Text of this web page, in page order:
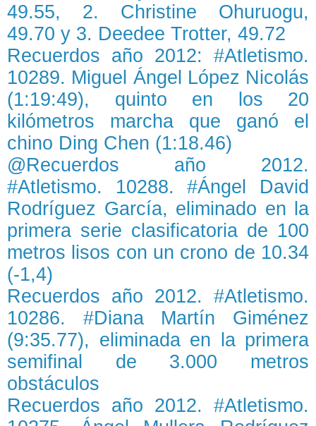
49.55, 2. Christine Ohuruogu,
49.70 y 3. Deedee Trotter, 49.72
Recuerdos año 2012: #Atletismo.
10289. Miguel Ángel López Nicolás
(1:19:49), quinto en los 20
kilómetros marcha que ganó el
chino Ding Chen (1:18.46)
@Recuerdos año 2012.
#Atletismo. 10288. #Ángel David
Rodríguez García, eliminado en la
primera serie clasificatoria de 100
metros lisos con un crono de 10.34
(-1,4)
Recuerdos año 2012. #Atletismo.
10286. #Diana Martín Giménez
(9:35.77), eliminada en la primera
semifinal de 3.000 metros
obstáculos
Recuerdos año 2012. #Atletismo.